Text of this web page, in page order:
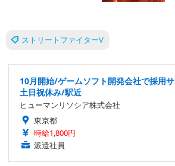
ストリートファイターV
10月開始/ゲームソフト開発会社で採用
土日祝休み/駅近
ヒューマンリソシア株式会社
東京都
時給1,800円
派遣社員